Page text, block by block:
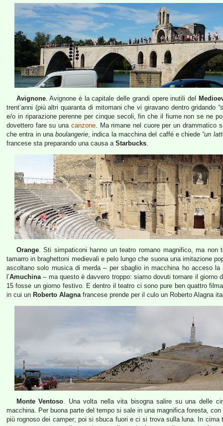
Avignone. Avignone è la capitale delle grandi opere inutili del
trent’anni (più altri quaranta di mitomani che vi giravano dentro gridando
e/o in riparazione perenne per cinque secoli, fin che il fiume non se ne
dovettero fare su una canzone. Ma rimane nel cuore per un drammatico
che entra in unaboulangerie, indica la macchina del caffé e chiede “un
francese sta preparando una causa a Starbucks.
Orange. Sti simpaticoni hanno un teatro romano magnifico, ma
tamarro in braghettoni medievali e pelo lungo che suona una imitazione
ascoltano solo musica di merda – per sbaglio in macchina ho acceso
l’Amuchina– ma questo è davvero troppo: siamo dovuti tornare il giorno
15 fosse un giorno festivo. E dentro il teatro ci sono pure ben quattro
in cui un Roberto Alagnafrancese prende per il culo un Roberto Alagna
Monte Ventoso. Una volta nella vita bisogna salire su una delle
macchina. Per buona parte del tempo si sale in una magnifica foresta,
più rognoso dei camper; poi si sbuca fuori e ci si trova sulla luna. In